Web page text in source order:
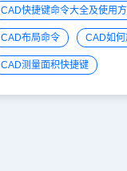
CAD快捷键命令大全及使用
CAD布局命令 CAD如
CAD测量面积快捷键